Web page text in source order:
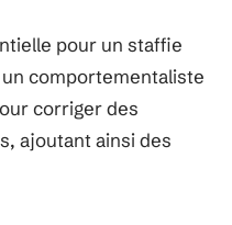
pour un staffie
comportementaliste
corriger des
ajoutant ainsi des